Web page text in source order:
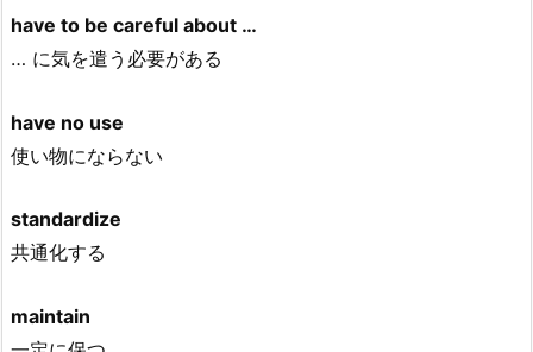
have to be careful about …
… に気を遣う必要がある
have no use
使い物にならない
standardize
共通化する
maintain